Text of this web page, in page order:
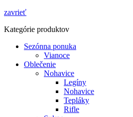
zavrieť
Kategórie produktov
Sezónna ponuka
Vianoce
Oblečenie
Nohavice
Legíny
Nohavice
Tepláky
Rifle